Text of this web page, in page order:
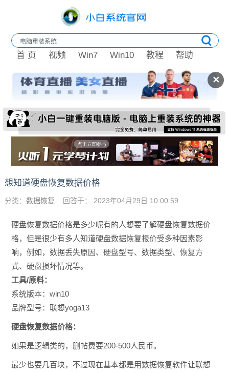
✕
首 页 视频 Win7 Win10 教程 帮助
想知道硬盘恢复数据价格
分类： 数据恢复 回答于： 2023年04月29日 10:00:59
硬盘恢复数据价格是多少呢有的人想要了解硬盘恢复数据价
格，但是很少有多人知道硬盘数据恢复报价受多种因素影
响，例如，数据丢失原因、硬盘型号、数据类型、恢复方
式、硬盘损坏情况等。
工具/原料：
系统版本：win10
品牌型号：联想yoga13
硬盘恢复数据价格：
如果是逻辑类的，删帖费要200-500人民币。
最少也要几百块，不过现在基本都是用数据恢复软件让联想